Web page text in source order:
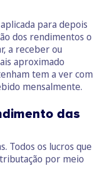
para depois
dos rendimentos o
a receber ou
aproximado
tem a ver com
mensalmente.
das
Todos os lucros que
por meio